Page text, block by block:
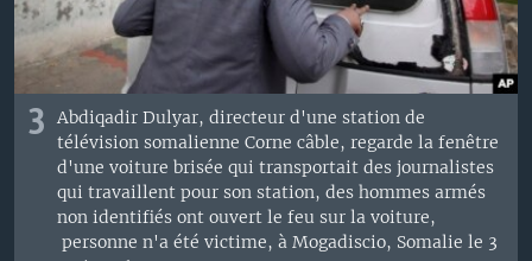
3
Abdiqadir Dulyar, directeur d'une station de
télévision somalienne Corne câble, regarde la fenêtre
d'une voiture brisée qui transportait des journalistes
qui travaillent pour son station, des hommes armés
non identifiés ont ouvert le feu sur la voiture,
personne n'a été victime, à Mogadiscio, Somalie le 3